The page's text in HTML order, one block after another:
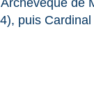
puis